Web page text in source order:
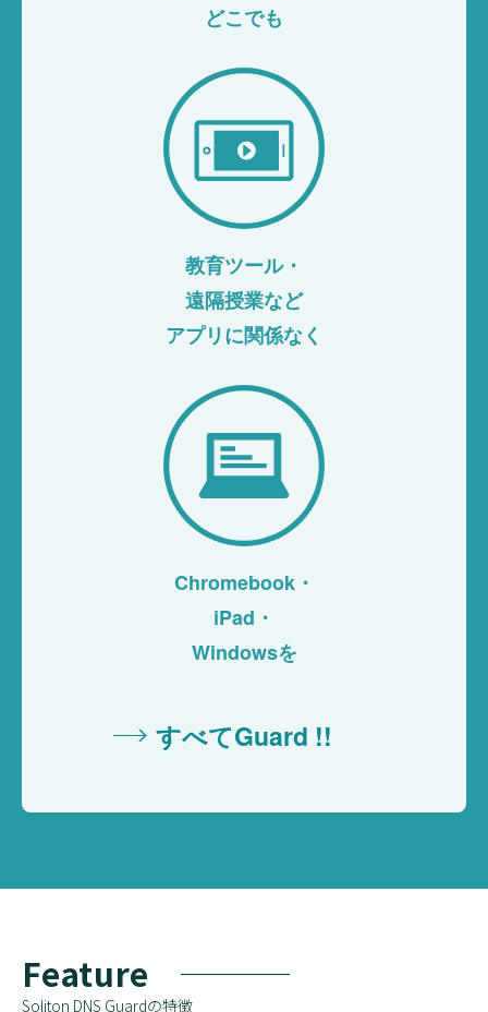
どこでも
教育ツール・
遠隔授業など
アプリに関係なく
Chromebook・
iPad・
Windowsを
すべてGuard !!
Feature
Soliton DNS Guardの特徴